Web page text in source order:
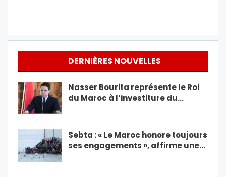
DERNIÈRES NOUVELLES
Nasser Bourita représente le Roi
du Maroc à l’investiture du…
Sebta : « Le Maroc honore toujours
ses engagements », affirme une…